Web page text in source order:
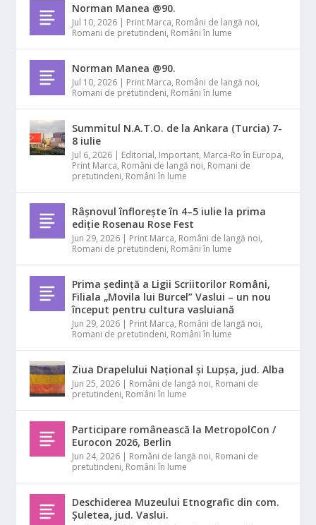
Norman Manea @90.
Jul 10, 2026 | Print Marca, Români de langă noi,
Romani de pretutindeni, Români în lume
Norman Manea @90.
Jul 10, 2026 | Print Marca, Români de langă noi,
Romani de pretutindeni, Români în lume
Summitul N.A.T.O. de la Ankara (Turcia) 7-
8 iulie
Jul 6, 2026 | Editorial, Important, Marca-Ro în Europa,
Print Marca, Români de langă noi, Romani de
pretutindeni, Români în lume
Râșnovul înflorește în 4–5 iulie la prima
ediție Rosenau Rose Fest
Jun 29, 2026 | Print Marca, Români de langă noi,
Romani de pretutindeni, Români în lume
Prima ședință a Ligii Scriitorilor Români,
Filiala „Movila lui Burcel” Vaslui – un nou
început pentru cultura vasluiană
Jun 29, 2026 | Print Marca, Români de langă noi,
Romani de pretutindeni, Români în lume
Ziua Drapelului Național și Lupșa, jud. Alba
Jun 25, 2026 | Români de langă noi, Romani de
pretutindeni, Români în lume
Participare românească la MetropolCon /
Eurocon 2026, Berlin
Jun 24, 2026 | Români de langă noi, Romani de
pretutindeni, Români în lume
Deschiderea Muzeului Etnografic din com.
Șuletea, jud. Vaslui.